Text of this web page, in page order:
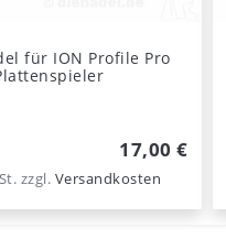
für ION Profile Pro
17,00 €
zzgl. Versandkosten